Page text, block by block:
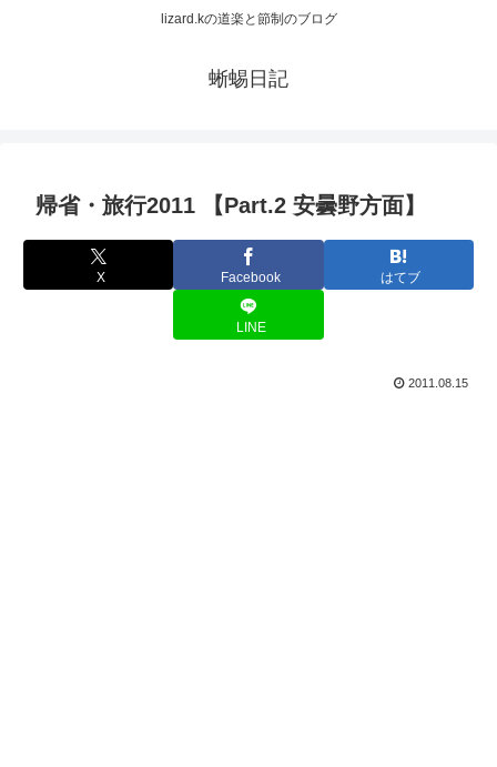
lizard.kの道楽と節制のブログ
蜥蜴日記
帰省・旅行2011 【Part.2 安曇野方面】
X Facebook はてブ
LINE
2011.08.15